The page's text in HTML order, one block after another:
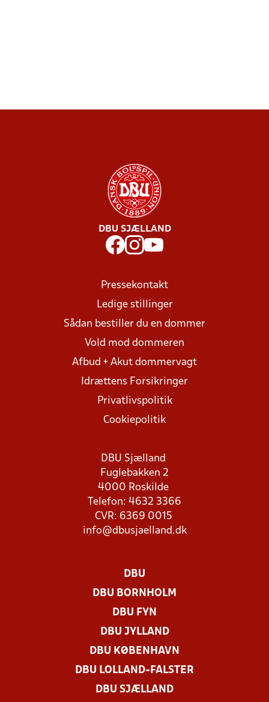
DBU SJÆLLAND
Pressekontakt
Ledige stillinger
Sådan bestiller du en dommer
Vold mod dommeren
Afbud + Akut dommervagt
Idrættens Forsikringer
Privatlivspolitik
Cookiepolitik
DBU Sjælland
Fuglebakken 2
4000 Roskilde
Telefon: 4632 3366
CVR: 6369 0015
info@dbusjaelland.dk
DBU
DBU BORNHOLM
DBU FYN
DBU JYLLAND
DBU KØBENHAVN
DBU LOLLAND-FALSTER
DBU SJÆLLAND